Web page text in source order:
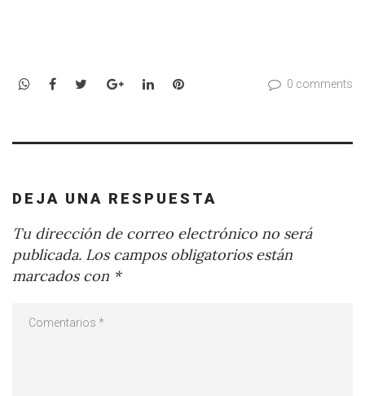
WhatsApp
Facebook
TwitterGoogle+LinkedInPinterest 0 comments
DEJA UNA RESPUESTA
Tu dirección de correo electrónico no será
publicada. Los campos obligatorios están
marcados con *